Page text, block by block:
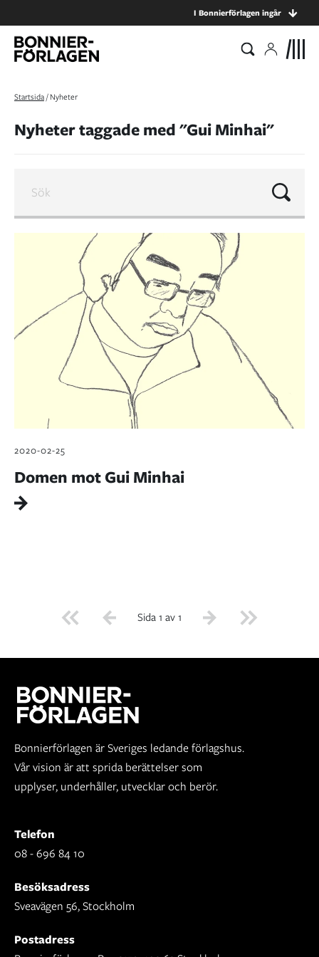
I Bonnierförlagen ingår
Startsida/Nyheter
Nyheter taggade med "Gui Minhai"
2020-02-25
Domen mot Gui Minhai
Sida 1 av 1
Bonnierförlagen är Sveriges ledande förlagshus.
Vår vision är att sprida berättelser som
upplyser, underhåller, utvecklar och berör.
Telefon
08 - 696 84 10
Besöksadress
Sveavägen 56, Stockholm
Postadress